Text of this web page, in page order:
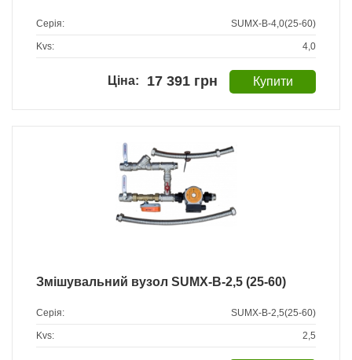
Серія: SUMX-B-4,0(25-60)
Kvs: 4,0
17 391 грн
Змішувальний вузол SUMX-B-2,5 (25-60)
Серія: SUMX-B-2,5(25-60)
Kvs: 2,5